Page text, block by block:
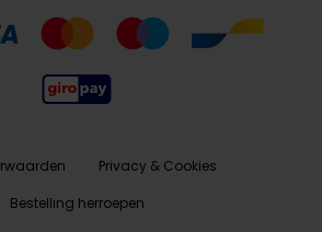
Privacy & Cookies
Bestelling herroepen